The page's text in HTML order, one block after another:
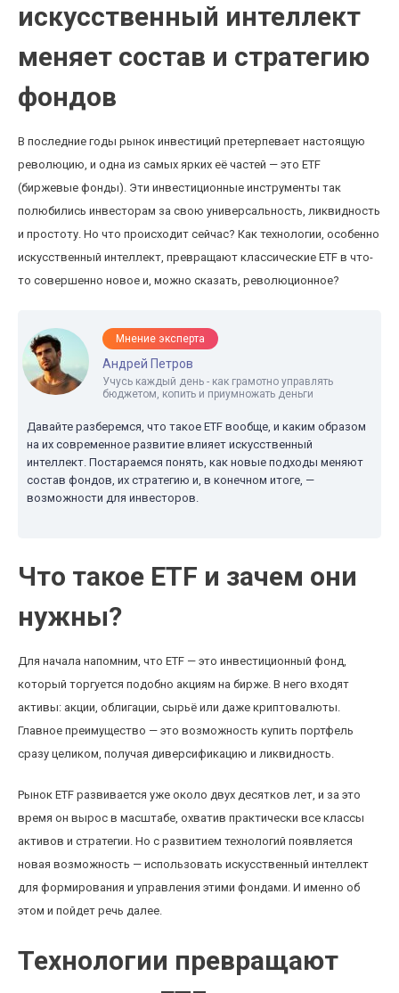
искусственный интеллект
меняет состав и стратегию
фондов
В последние годы рынок инвестиций претерпевает настоящую
революцию, и одна из самых ярких её частей — это ETF
(биржевые фонды). Эти инвестиционные инструменты так
полюбились инвесторам за свою универсальность, ликвидность
и простоту. Но что происходит сейчас? Как технологии, особенно
искусственный интеллект, превращают классические ETF в что-
то совершенно новое и, можно сказать, революционное?
Мнение эксперта
Андрей Петров
Учусь каждый день - как грамотно управлять
бюджетом, копить и приумножать деньги
Давайте разберемся, что такое ETF вообще, и каким образом
на их современное развитие влияет искусственный
интеллект. Постараемся понять, как новые подходы меняют
состав фондов, их стратегию и, в конечном итоге, —
возможности для инвесторов.
Что такое ETF и зачем они
нужны?
Для начала напомним, что ETF — это инвестиционный фонд,
который торгуется подобно акциям на бирже. В него входят
активы: акции, облигации, сырьё или даже криптовалюты.
Главное преимущество — это возможность купить портфель
сразу целиком, получая диверсификацию и ликвидность.
Рынок ETF развивается уже около двух десятков лет, и за это
время он вырос в масштабе, охватив практически все классы
активов и стратегии. Но с развитием технологий появляется
новая возможность — использовать искусственный интеллект
для формирования и управления этими фондами. И именно об
этом и пойдет речь далее.
Технологии превращают